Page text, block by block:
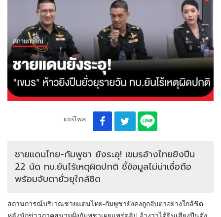
แชร์โพส
ชายแดนไทย-กัมพูชา ยังระอุ! เขมรอ้างไทยยิงปืน
22 นัด ทบ.ยันไร้เหตุผิดปกติ ชี้ข้อมูลไม่น่าเชื่อถือ
พร้อมจับตายั่วยุใกล้ชิด
สถานการณ์บริเวณชายแดนไทย-กัมพูชายังคงถูกจับตาอย่างใกล้ชิด